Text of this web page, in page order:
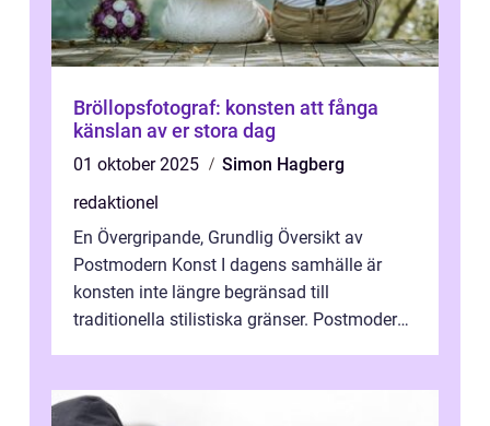
Bröllopsfotograf: konsten att fånga
känslan av er stora dag
01 oktober 2025
Simon Hagberg
redaktionel
En Övergripande, Grundlig Översikt av
Postmodern Konst I dagens samhälle är
konsten inte längre begränsad till
traditionella stilistiska gränser. Postmodern